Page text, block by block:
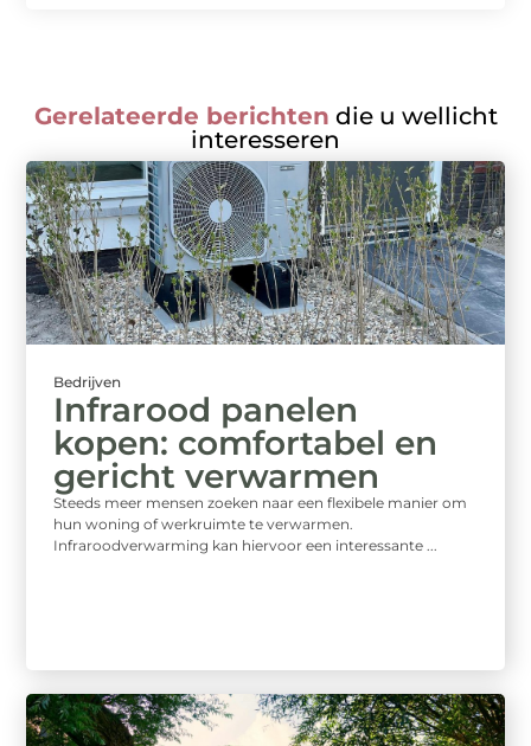
Gerelateerde berichten die u wellicht
interesseren
Bedrijven
Infrarood panelen
kopen: comfortabel en
gericht verwarmen
Steeds meer mensen zoeken naar een flexibele manier om
hun woning of werkruimte te verwarmen.
Infraroodverwarming kan hiervoor een interessante ...